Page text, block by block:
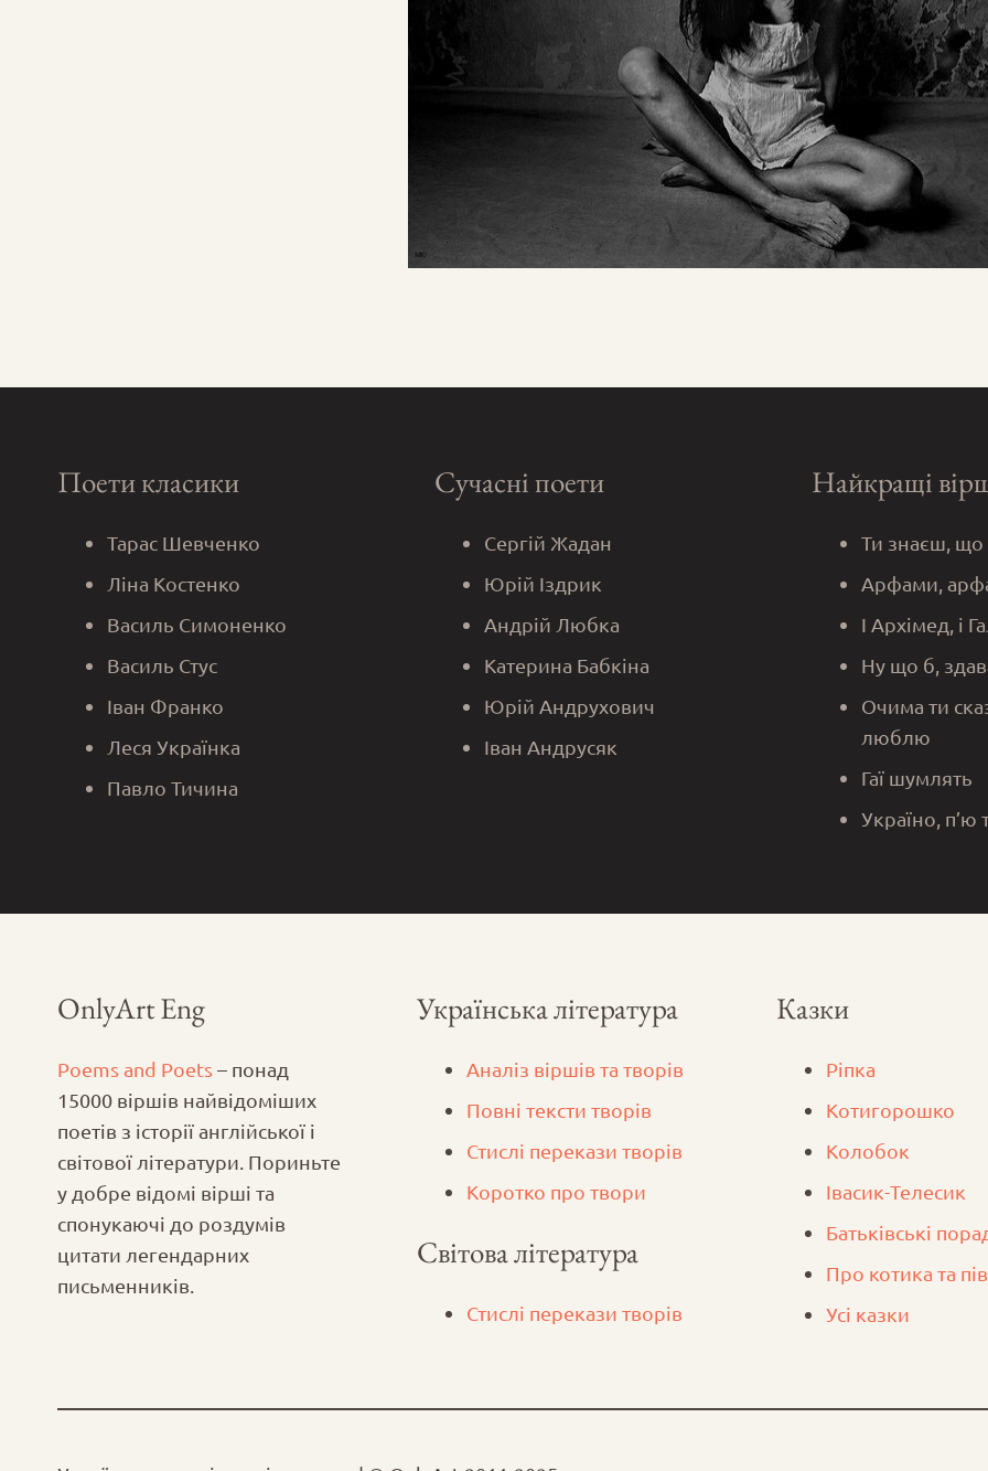
Поети класики
Тарас Шевченко
Ліна Костенко
Василь Симоненко
Василь Стус
Іван Франко
Леся Українка
Павло Тичина
Сучасні поети
Сергій Жадан
Юрій Іздрик
Андрій Любка
Катерина Бабкіна
Юрій Андрухович
Іван Андрусяк
Найкращі
Ти знаєш, що
Арфами,
І Архімед, і
Ну що б,
Очима ти
люблю
Гаї шумлять
Україно, п’ю
OnlyArt Eng
Poems and Poets– понад
15000 віршів найвідоміших
поетів з історії англійської і
світової літератури. Пориньте
у добре відомі вірші та
спонукаючі до роздумів
цитати легендарних
письменників.
Українська література
Аналіз віршів та творів
Повні тексти творів
Стислі перекази творів
Коротко про твори
Світова література
Стислі перекази творів
Казки
Ріпка
Котигорошко
Колобок
Iвасик-Телесик
Батьківські
Про котика та
Усі казки